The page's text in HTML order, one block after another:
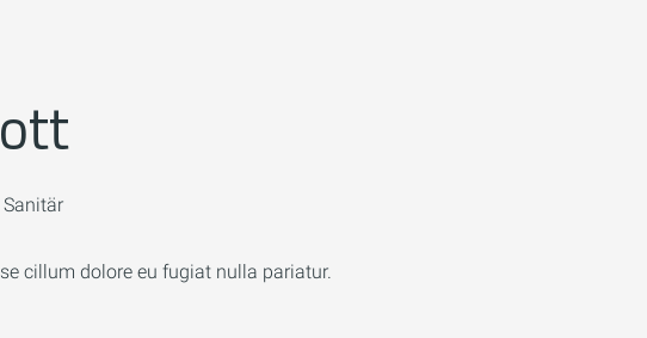
cillum dolore eu fugiat nulla pariatur.